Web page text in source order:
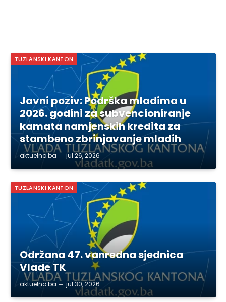
TUZLANSKI KANTON
Javni poziv: Podrška mladima u
2026. godini za subvencioniranje
kamata namjenskih kredita za
stambeno zbrinjavanje mladih
aktuelno.ba jul 26, 2026
TUZLANSKI KANTON
Održana 47. vanredna sjednica
Vlade TK
aktuelno.ba jul 30, 2026